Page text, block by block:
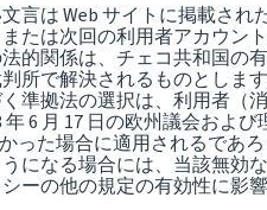
は Web サイトに掲載さ
は次回の利用者アカウン
的関係は、チェコ共和国の
所で解決されるものとします
準拠法の選択は、利用者（
月 17 日の欧州議会およ
た場合に適用されるであ
になる場合には、当該無効
の他の規定の有効性に影